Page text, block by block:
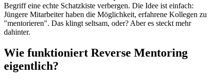
Begriff eine echte Schatzkiste verbergen. Die Idee ist einfach:
Jüngere Mitarbeiter haben die Möglichkeit, erfahrene Kollegen zu
"mentorieren". Das klingt seltsam, oder? Aber es steckt mehr
dahinter.
Wie funktioniert Reverse Mentoring
eigentlich?